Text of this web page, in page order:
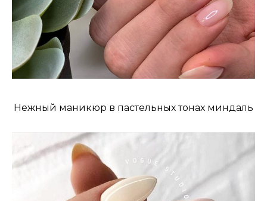
Нежный маникюр в пастельных тонах миндаль